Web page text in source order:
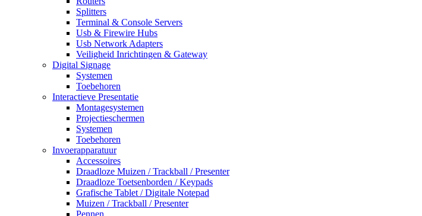
Splitters
Terminal & Console Servers
Usb & Firewire Hubs
Usb Network Adapters
Veiligheid Inrichtingen & Gateway
Digital Signage
Systemen
Toebehoren
Interactieve Presentatie
Montagesystemen
Projectieschermen
Systemen
Toebehoren
Invoerapparatuur
Accessoires
Draadloze Muizen / Trackball / Presenter
Draadloze Toetsenborden / Keypads
Grafische Tablet / Digitale Notepad
Muizen / Trackball / Presenter
Pennen